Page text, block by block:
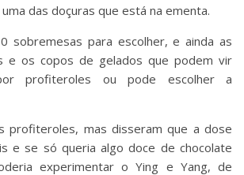
das doçuras que está na ementa.
sobremesas para escolher, e ainda as
e os copos de gelados que podem vir
por profiteroles ou pode escolher a
profiteroles, mas disseram que a dose
e se só queria algo doce de chocolate
experimentar o Ying e Yang, de